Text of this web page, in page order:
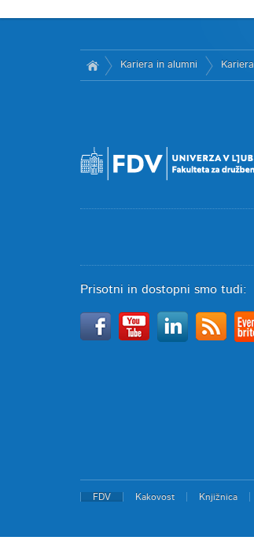
Kariera in alumni Kariera
Prisotni in dostopni smo tudi:
FDV Kakovost Knjižnica